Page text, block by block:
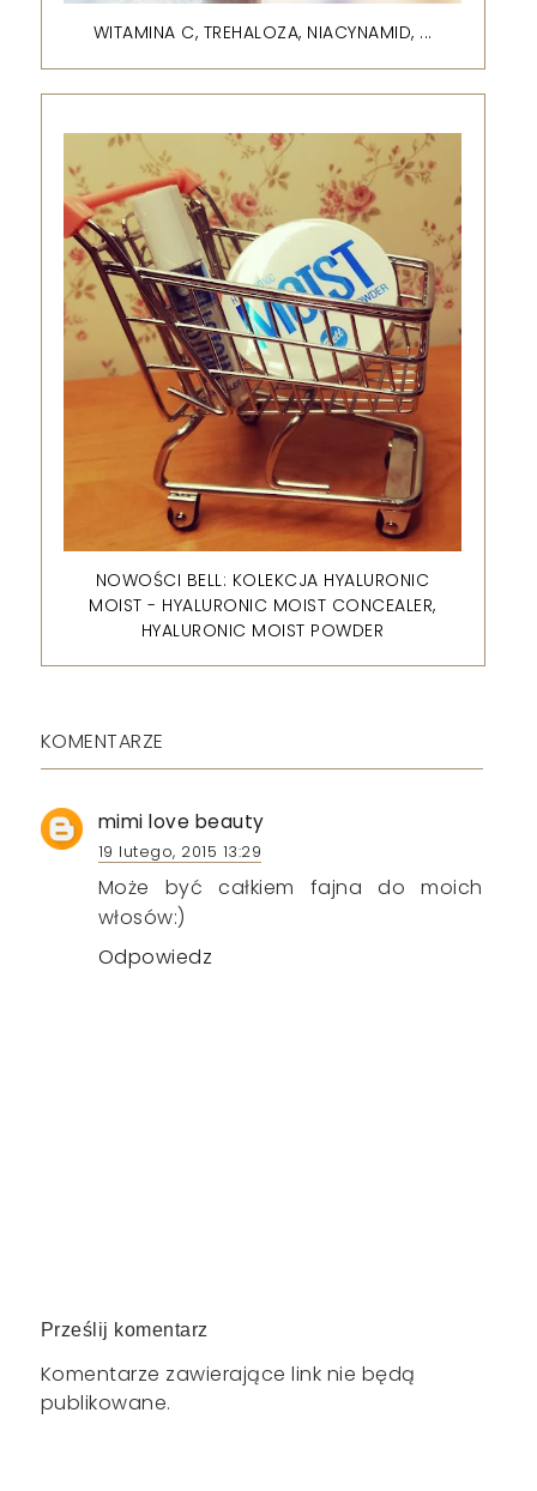
WITAMINA C, TREHALOZA, NIACYNAMID, ...
NOWOŚCI BELL: KOLEKCJA HYALURONIC
MOIST - HYALURONIC MOIST CONCEALER,
HYALURONIC MOIST POWDER
KOMENTARZE
mimi love beauty
19 lutego, 2015 13:29
Może być całkiem fajna do moich
włosów:)
Odpowiedz
Prześlij komentarz
Komentarze zawierające link nie będą
publikowane.